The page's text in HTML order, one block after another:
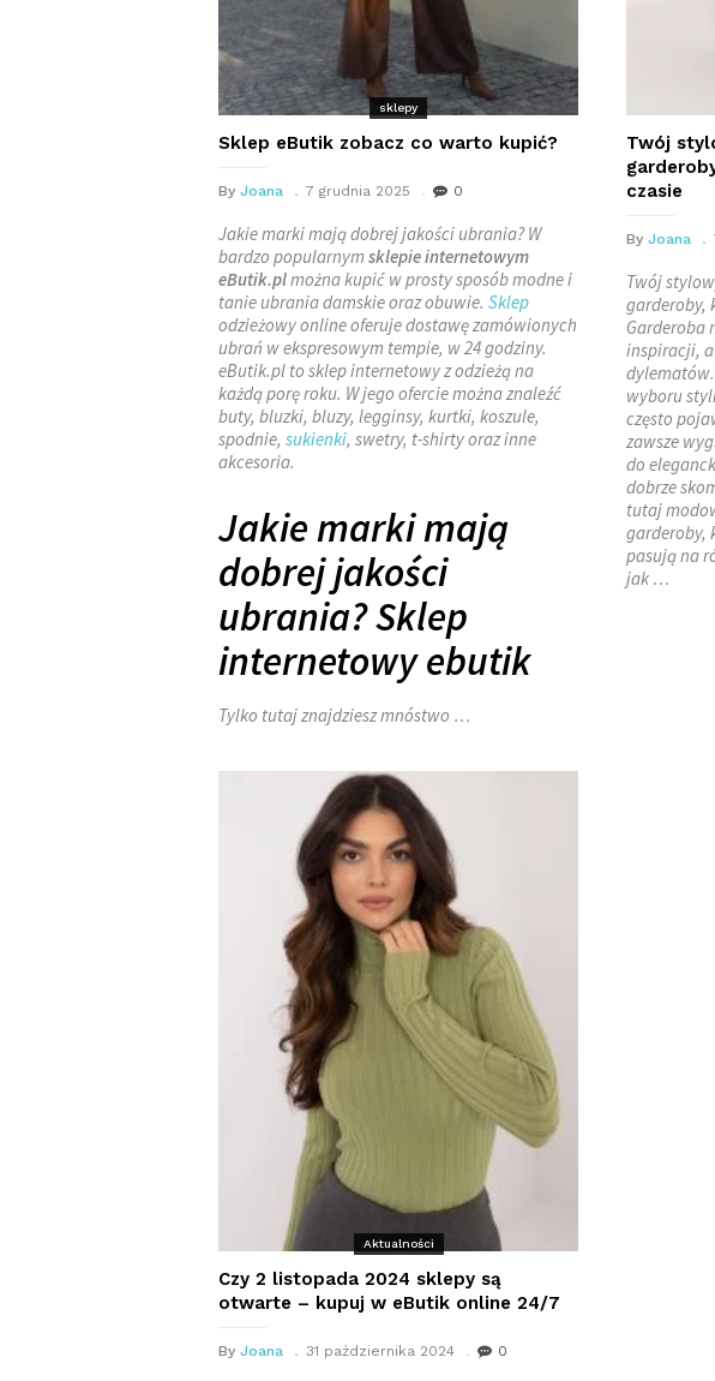
sklepy
Sklep eButik zobacz co warto kupić?
By Joana 7 grudnia 2025 0
Jakie marki mają dobrej jakości ubrania? W
bardzo popularnym sklepie internetowym
eButik.plmożna kupić w prosty sposób modne i
tanie ubrania damskie oraz obuwie. Sklep
odzieżowy online oferuje dostawę zamówionych
ubrań w ekspresowym tempie, w 24 godziny.
eButik.pl to sklep internetowy z odzieżą na
każdą porę roku. W jego ofercie można znaleźć
buty, bluzki, bluzy, legginsy, kurtki, koszule,
spodnie, sukienki, swetry, t-shirty oraz inne
akcesoria.
Jakie marki mają
dobrej jakości
ubrania? Sklep
internetowy ebutik
Tylko tutaj znajdziesz mnóstwo …
Twój
czasie
By Joana
Twój
garderoby,
Garderoba
inspiracji,
wyboru
często
zawsze
do
dobrze
tutaj
garderoby,
pasują na
jak …
Aktualności
Czy 2 listopada 2024 sklepy są
otwarte – kupuj w eButik online 24/7
By Joana 31 października 2024 0